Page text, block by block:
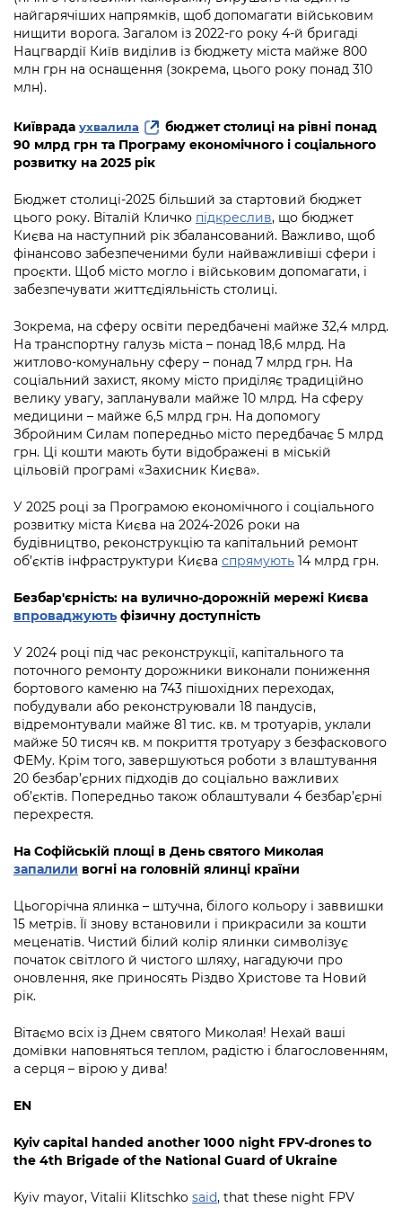
Підприємства, установи, організації
Kyiv International Relations
Річні звіти
Гендерна політика
Безбар'єрність
Київська міська військова адміністрація
Портал Захисників та Захисниць
Безбар'єрність
Міський застосунок Київ Цифровий
Уряд» – місцевий рівень»
Важливе під час воєнного стану
Про відкриті дані
Портал даних Києва
Публічні дашборди
найгарячіших напрямків, щоб допомагати військовим
нищити ворога. Загалом із 2022-го року 4-й бригаді
Нацгвардії Київ виділив із бюджету міста майже 800
млн грн на оснащення (зокрема, цього року понад 310
млн).
Київрада ухвалила
бюджет столиці на рівні понад
90 млрд грн та Програму економічного і соціального
розвитку на 2025 рік
Бюджет столиці-2025 більший за стартовий бюджет
цього року. Віталій Кличко підкреслив, що бюджет
Києва на наступний рік збалансований. Важливо, щоб
фінансово забезпеченими були найважливіші сфери і
проєкти. Щоб місто могло і військовим допомагати, і
забезпечувати життєдіяльність столиці.
Зокрема, на сферу освіти передбачені майже 32,4 млрд.
На транспортну галузь міста – понад 18,6 млрд. На
житлово-комунальну сферу – понад 7 млрд грн. На
соціальний захист, якому місто приділяє традиційно
велику увагу, запланували майже 10 млрд. На сферу
медицини – майже 6,5 млрд грн. На допомогу
Збройним Силам попередньо місто передбачає 5 млрд
грн. Ці кошти мають бути відображені в міській
цільовій програмі «Захисник Києва».
У 2025 році за Програмою економічного і соціального
розвитку міста Києва на 2024-2026 роки на
будівництво, реконструкцію та капітальний ремонт
об’єктів інфраструктури Києва спрямують 14 млрд грн.
Безбар'єрність: на вулично-дорожній мережі Києва
впроваджують фізичну доступність
У 2024 році під час реконструкції, капітального та
поточного ремонту дорожники виконали пониження
бортового каменю на 743 пішохідних переходах,
побудували або реконструювали 18 пандусів,
відремонтували майже 81 тис. кв. м тротуарів, уклали
майже 50 тисяч кв. м покриття тротуару з безфаскового
ФЕМу. Крім того, завершуються роботи з влаштування
20 безбар’єрних підходів до соціально важливих
об’єктів. Попередньо також облаштували 4 безбар’єрні
перехрестя.
На Софійській площі в День святого Миколая
запалили вогні на головній ялинці країни
Цьогорічна ялинка – штучна, білого кольору і заввишки
15 метрів. Її знову встановили і прикрасили за кошти
меценатів. Чистий білий колір ялинки символізує
початок світлого й чистого шляху, нагадуючи про
оновлення, яке приносять Різдво Христове та Новий
рік.
Вітаємо всіх із Днем святого Миколая! Нехай ваші
домівки наповняться теплом, радістю і благословенням,
а серця – вірою у дива!
EN
Kyiv capital handed another 1000 night FPV-drones to
the 4th Brigade of the National Guard of Ukraine
Kyiv mayor, Vitalii Klitschko said, that these night FPV